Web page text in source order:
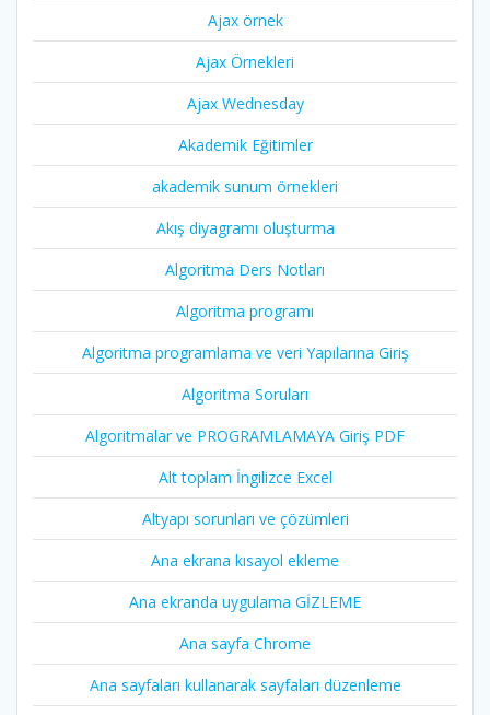
Ajax örnek
Ajax Örnekleri
Ajax Wednesday
Akademik Eğitimler
akademik sunum örnekleri
Akış diyagramı oluşturma
Algoritma Ders Notları
Algoritma programı
Algoritma programlama ve veri Yapılarına Giriş
Algoritma Soruları
Algoritmalar ve PROGRAMLAMAYA Giriş PDF
Alt toplam İngilizce Excel
Altyapı sorunları ve çözümleri
Ana ekrana kısayol ekleme
Ana ekranda uygulama GİZLEME
Ana sayfa Chrome
Ana sayfaları kullanarak sayfaları düzenleme